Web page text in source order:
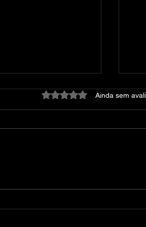
Avaliado com 0 de 5
Ainda sem